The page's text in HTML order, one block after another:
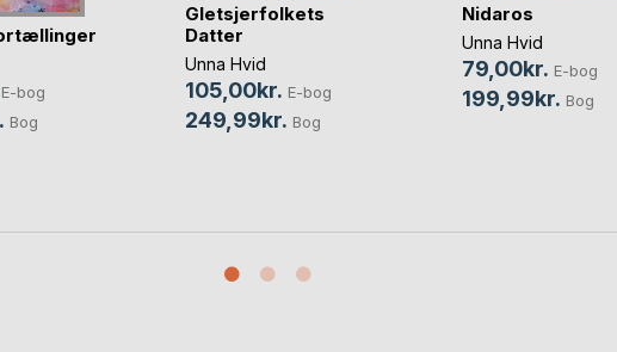
E-bog
Bog
Gletsjerfolkets
Datter
Unna Hvid
105,00kr. E-bog
249,99kr. Bog
Nidaros
Unna Hvid
79,00kr. E-bog
199,99kr. Bog